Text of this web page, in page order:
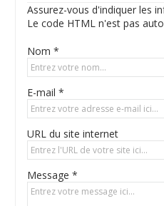
Assurez-vous d'indiquer les
Le code HTML n'est pas
Nom *
E-mail *
URL du site internet
Message *